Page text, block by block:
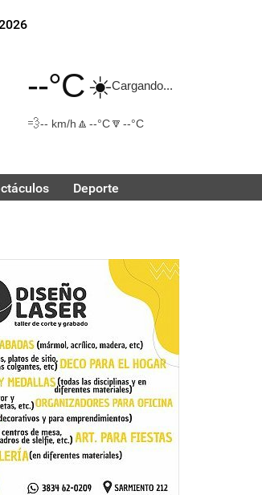
--°C☀️Cargando...
💨-- km/h 🔼 --°C🔽 --°C
Deporte